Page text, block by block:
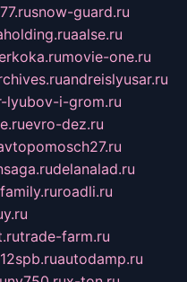
snow-guard.ru
aalse.ru
movie-one.ru
andreislyusar.ru
lyubov-i-grom.ru
evro-dez.ru
delanalad.ru
roadli.ru
trade-farm.ru
autodamp.ru